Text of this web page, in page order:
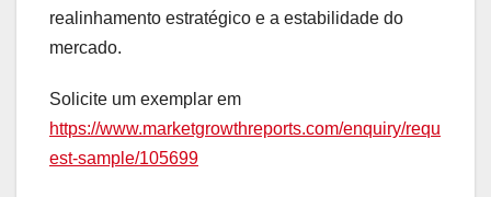
realinhamento estratégico e a estabilidade do
mercado.
Solicite um exemplar em
https://www.marketgrowthreports.com/enquiry/requ
est-sample/105699